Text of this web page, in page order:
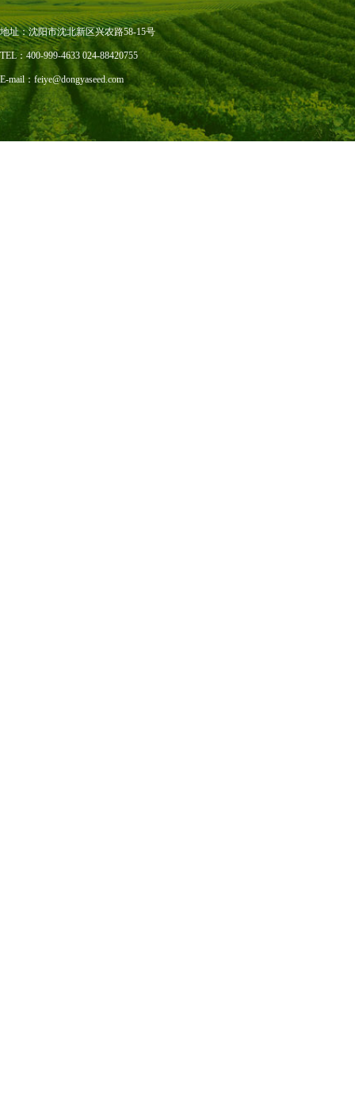
地址：沈阳市沈北新区兴农路58-15号
TEL：400-999-4633 024-88420755
E-mail：feiye@dongyaseed.com